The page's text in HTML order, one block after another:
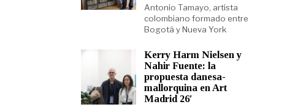
Antonio Tamayo, artista
colombiano formado entre
Bogotá y Nueva York
Kerry Harm Nielsen y
Nahir Fuente: la
propuesta danesa-
mallorquina en Art
Madrid 26′